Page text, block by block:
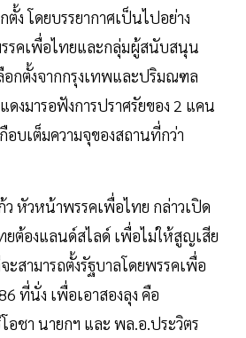
ง โดยบรรยากาศเป็นไปอย่าง
รคเพื่อไทยและกลุ่มผู้สนับสนุน
อกตั้งจากกรุงเทพและปริมณฑล
งมารอฟังการปราศรัยของ 2 แคน
อบเต็มความจุของสถานที่กว่า
หัวหน้าพรรคเพื่อไทย กล่าวเปิด
ยต้องแลนด์สไลด์ เพื่อไม่ให้สูญเสีย
สามารถตั้งรัฐบาลโดยพรรคเพื่อ
ที่นั่ง เพื่อเอาสองลุง คือ
ชา นายกฯ และ พล.อ.ประวิตร